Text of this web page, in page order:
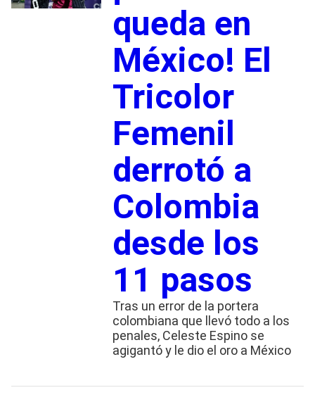
queda en
México! El
Tricolor
Femenil
derrotó a
Colombia
desde los
11 pasos
Tras un error de la portera
colombiana que llevó todo a los
penales, Celeste Espino se
agigantó y le dio el oro a México